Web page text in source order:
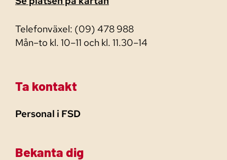
Telefonväxel: (09) 478 988
Mån–to kl. 10–11 och kl. 11.30–14
Ta kontakt
Personal i FSD
Bekanta dig